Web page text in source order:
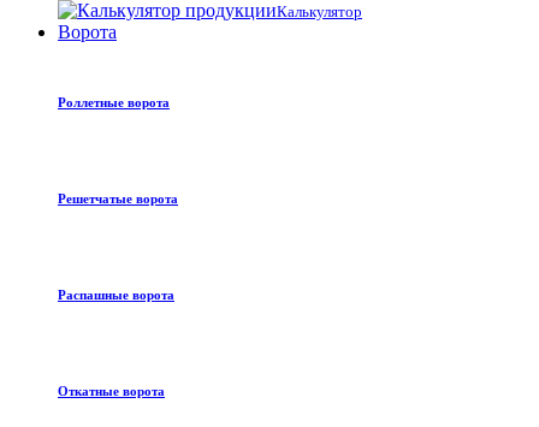
Калькулятор
Ворота
Роллетные ворота
Решетчатые ворота
Распашные ворота
Откатные ворота